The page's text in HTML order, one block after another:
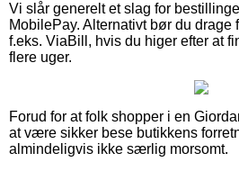
Vi slår generelt et slag for
MobilePay. Alternativt bør du drage
f.eks. ViaBill, hvis du higer efter at
flere uger.
Forud for at folk shopper i en
at være sikker bese butikkens
almindeligvis ikke særlig morsomt.